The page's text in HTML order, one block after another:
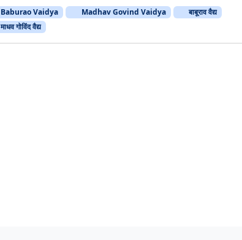
Baburao Vaidya Madhav Govind Vaidya
बाबूराव वैद्य
माधव गोविंद वैद्य